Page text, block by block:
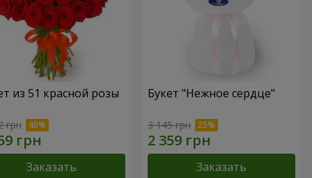
из 51 красной розы
грн
Заказать
Букет "Нежное сердце"
3 145 грн
Заказать